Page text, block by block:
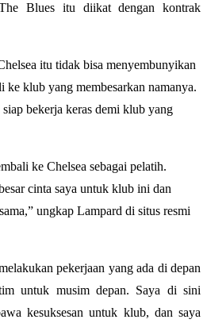
Blues itu diikat dengan kontrak
itu tidak bisa menyembunyikan
ke klub yang membesarkan namanya.
bekerja keras demi klub yang
ke Chelsea sebagai pelatih.
cinta saya untuk klub ini dan
ungkap Lampard di situs resmi
pekerjaan yang ada di depan
untuk musim depan. Saya di sini
kesuksesan untuk klub, dan saya